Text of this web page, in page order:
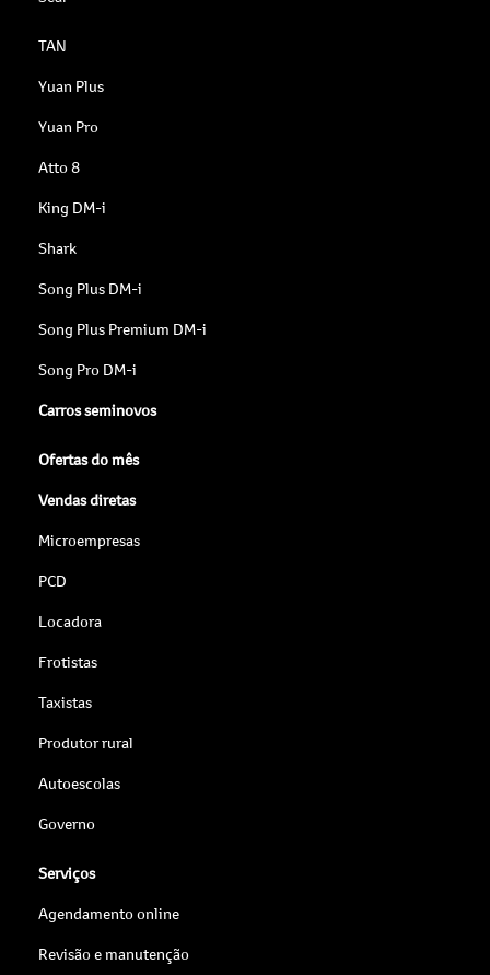
TAN
Yuan Plus
Yuan Pro
Atto 8
King DM-i
Shark
Song Plus DM-i
Song Plus Premium DM-i
Song Pro DM-i
Carros seminovos
Ofertas do mês
Vendas diretas
Microempresas
PCD
Locadora
Frotistas
Taxistas
Produtor rural
Autoescolas
Governo
Serviços
Agendamento online
Revisão e manutenção